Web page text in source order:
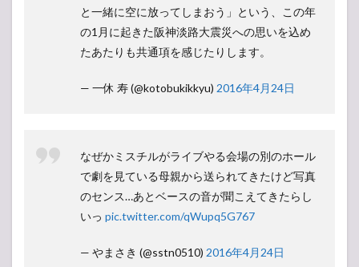
と一緒に空に放ってしまおう」という、この年
の1月に起きた阪神淡路大震災への思いを込め
たあたりも共通項を感じたりします。
— 一休 寿 (@kotobukikkyu) 2016年4月24日
なぜかミスチルがライブやる会場の別のホール
で劇を見ている母親から送られてきたけど写真
のセンス…あとベースの音が聞こえてきたらし
いっ pic.twitter.com/qWupq5G767
— やまさき (@sstn0510) 2016年4月24日